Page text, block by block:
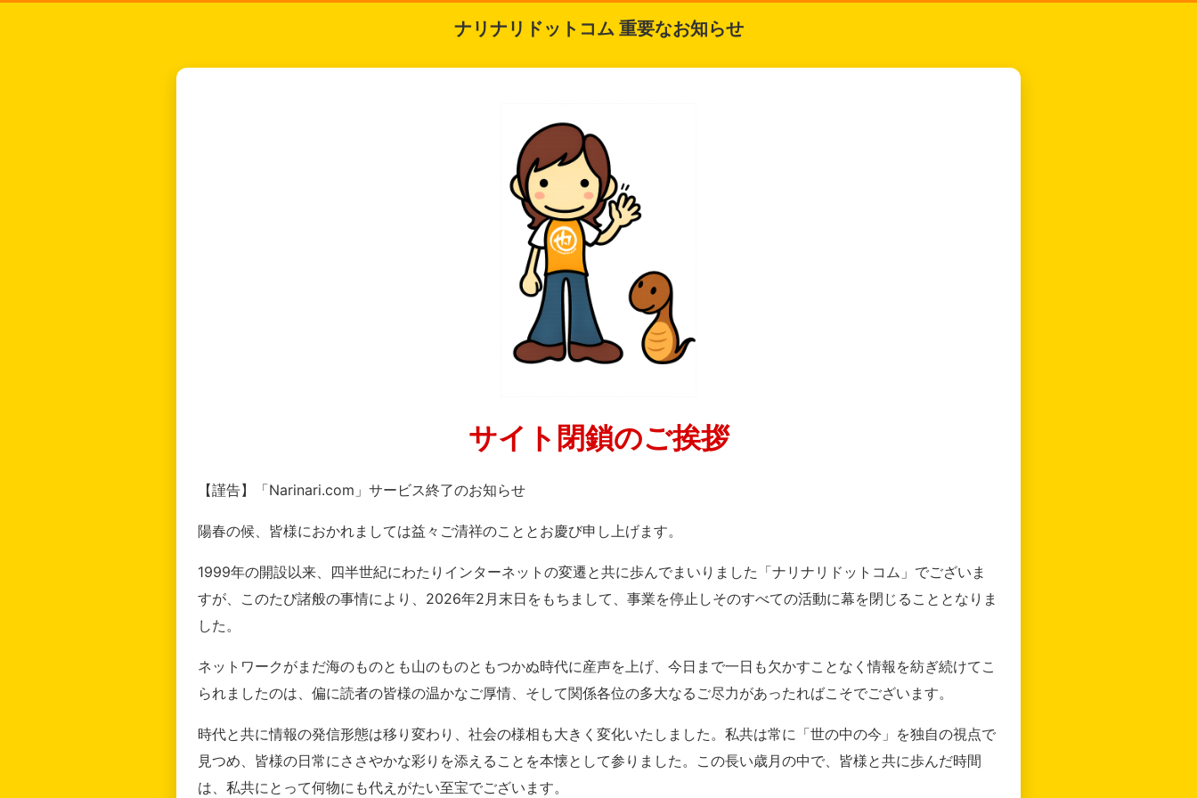
ナリナリドットコム 重要なお知らせ
サイト閉鎖のご挨拶
【謹告】「Narinari.com」サービス終了のお知らせ
陽春の候、皆様におかれましては益々ご清祥のこととお慶び申し上げます。
1999年の開設以来、四半世紀にわたりインターネットの変遷と共に歩んでまいりました「ナリナリドットコム」でございま
すが、このたび諸般の事情により、2026年2月末日をもちまして、事業を停止しそのすべての活動に幕を閉じることとなりま
した。
ネットワークがまだ海のものとも山のものともつかぬ時代に産声を上げ、今日まで一日も欠かすことなく情報を紡ぎ続けてこ
られましたのは、偏に読者の皆様の温かなご厚情、そして関係各位の多大なるご尽力があったればこそでございます。
時代と共に情報の発信形態は移り変わり、社会の様相も大きく変化いたしました。私共は常に「世の中の今」を独自の視点で
見つめ、皆様の日常にささやかな彩りを添えることを本懐として参りました。この長い歳月の中で、皆様と共に歩んだ時間
は、私共にとって何物にも代えがたい至宝でございます。